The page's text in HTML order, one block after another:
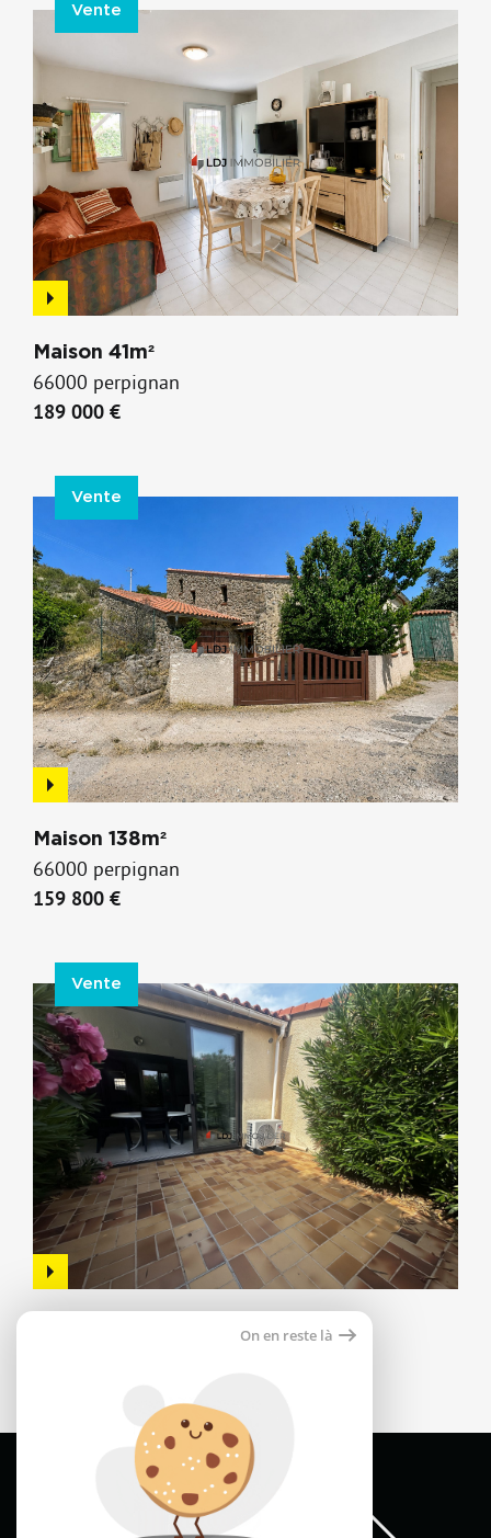
Vente
Maison 41m²
66000 perpignan
189 000 €
Vente
Maison 138m²
66000 perpignan
159 800 €
Vente
On en reste là